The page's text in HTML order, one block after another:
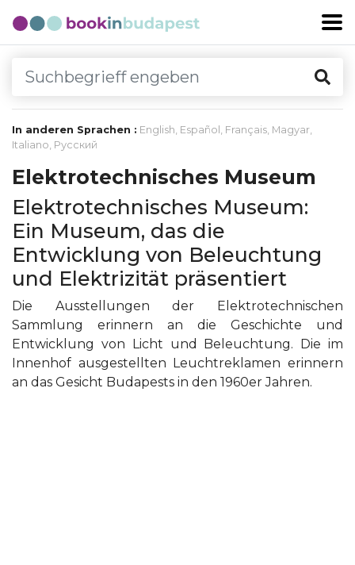
In anderen Sprachen : English, Español , Français, Magyar,
Italiano, Русский
Elektrotechnisches Museum
Elektrotechnisches Museum:
Ein Museum, das die
Entwicklung von Beleuchtung
und Elektrizität präsentiert
Die Ausstellungen der Elektrotechnischen
Sammlung erinnern an die Geschichte und
Entwicklung von Licht und Beleuchtung. Die im
Innenhof ausgestellten Leuchtreklamen erinnern
an das Gesicht Budapests in den 1960er Jahren.